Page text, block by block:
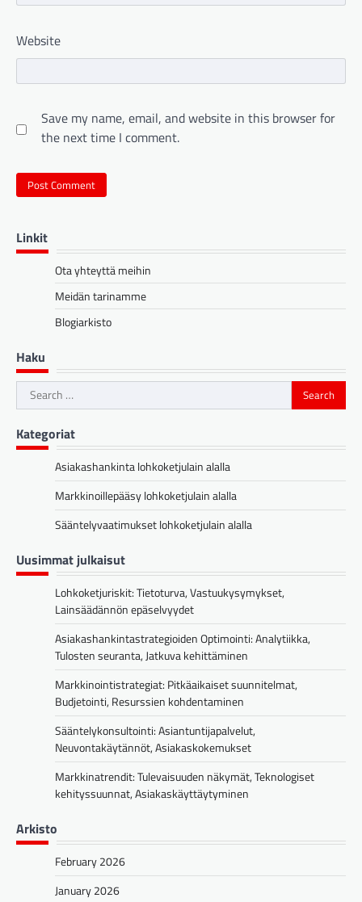
Website
Save my name, email, and website in this browser for
the next time I comment.
Linkit
Ota yhteyttä meihin
Meidän tarinamme
Blogiarkisto
Haku
Search
for:
Kategoriat
Asiakashankinta lohkoketjulain alalla
Markkinoillepääsy lohkoketjulain alalla
Sääntelyvaatimukset lohkoketjulain alalla
Uusimmat julkaisut
Lohkoketjuriskit: Tietoturva, Vastuukysymykset,
Lainsäädännön epäselvyydet
Asiakashankintastrategioiden Optimointi: Analytiikka,
Tulosten seuranta, Jatkuva kehittäminen
Markkinointistrategiat: Pitkäaikaiset suunnitelmat,
Budjetointi, Resurssien kohdentaminen
Sääntelykonsultointi: Asiantuntijapalvelut,
Neuvontakäytännöt, Asiakaskokemukset
Markkinatrendit: Tulevaisuuden näkymät, Teknologiset
kehityssuunnat, Asiakaskäyttäytyminen
Arkisto
February 2026
January 2026